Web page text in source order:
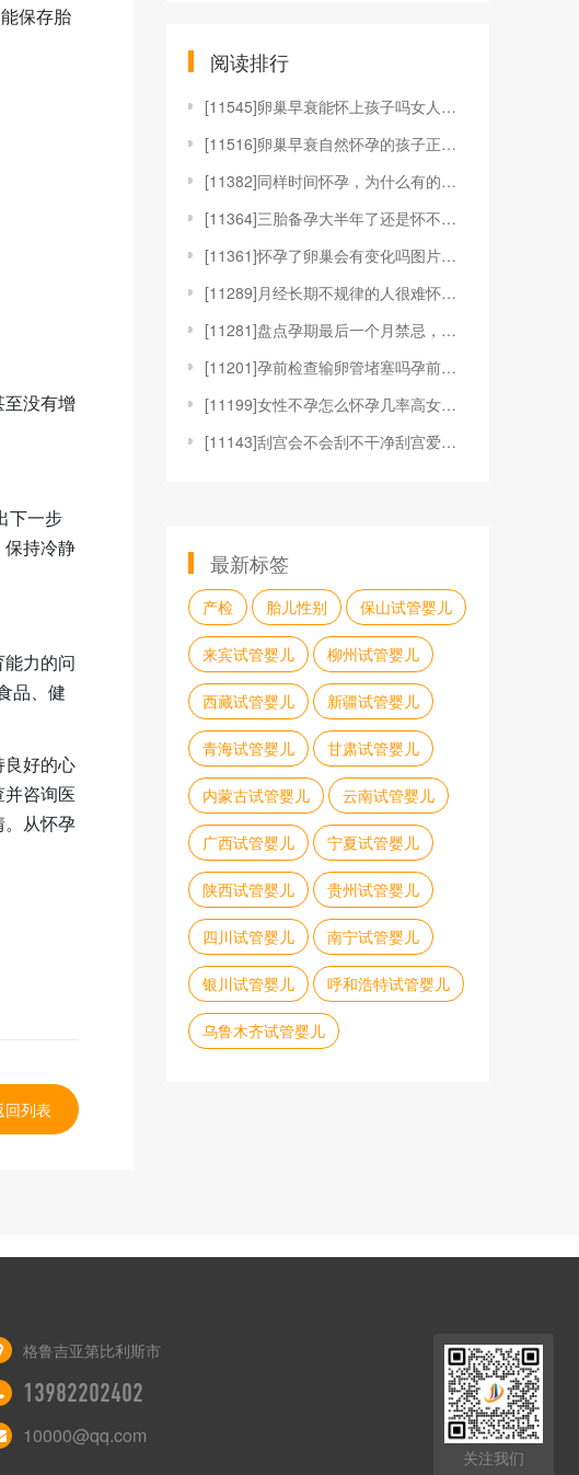
保存胎
没有增
下一步
保持冷静
力的问
品、健
良好的心
咨询医
。从怀孕
回列表
阅读排行
[11545]卵巢早衰能怀上孩子吗女人卵巢早衰还会怀孕
[11516]卵巢早衰自然怀孕的孩子正常吗卵巢早衰自然
[11382]同样时间怀孕，为什么有的显怀而有的不显怀
[11364]三胎备孕大半年了还是怀不上是怎么回事？
[11361]怀孕了卵巢会有变化吗图片怀孕后和卵巢有关
[11289]月经长期不规律的人很难怀孕吗？
[11281]盘点孕期最后一个月禁忌，避免过度紧张放松
[11201]孕前检查输卵管堵塞吗孕前要查输卵管吗孕前
[11199]女性不孕怎么怀孕几率高女人不孕有什么办法
[11143]刮宫会不会刮不干净刮宫爱怀孕吗刮宫容易刮
最新标签
产检 胎儿性别 保山试管婴儿
来宾试管婴儿 柳州试管婴儿
西藏试管婴儿 新疆试管婴儿
青海试管婴儿 甘肃试管婴儿
内蒙古试管婴儿 云南试管婴儿
广西试管婴儿 宁夏试管婴儿
陕西试管婴儿 贵州试管婴儿
四川试管婴儿 南宁试管婴儿
银川试管婴儿 呼和浩特试管婴儿
乌鲁木齐试管婴儿
格鲁吉亚第比利斯市
13982202402
10000@qq.com
关注我们